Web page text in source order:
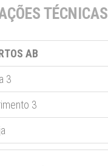
TÉCNICAS
AB
3
3